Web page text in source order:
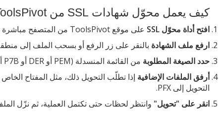
كيف يعمل محوّل شهادات SSL من ToolsPivot
افتح أداة محوّل SSL
على موقع ToolsPivot من المتصفح مباشرة دون الحاجة لتسجيل دخول.
ارفع ملف الشهادة بالنقر على زر الرفع أو بسحب الملف إلى
حدد الصيغة المطلوبة من القائمة المنسدلة (PEM أو DER أو P7B أو PFX).
أرفق الملفات الإضافية
التحويل إلى PFX.
انقر على "تحويل" وانتظر لحظات حتى تكتمل العملية، ثم نزّل